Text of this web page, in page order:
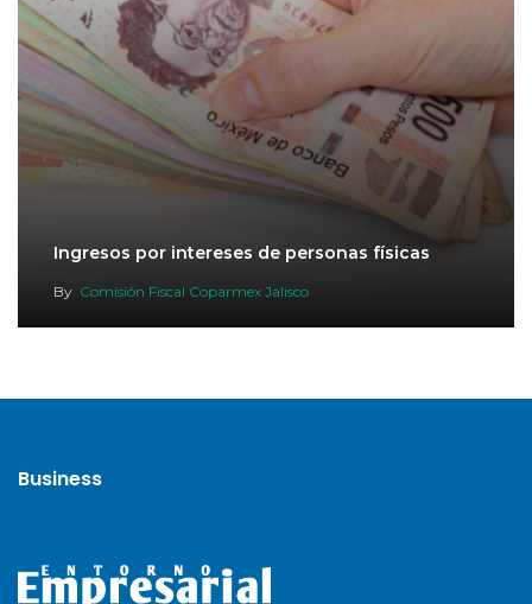
Ingresos por intereses de personas físicas
By Comisión Fiscal Coparmex Jalisco
Business